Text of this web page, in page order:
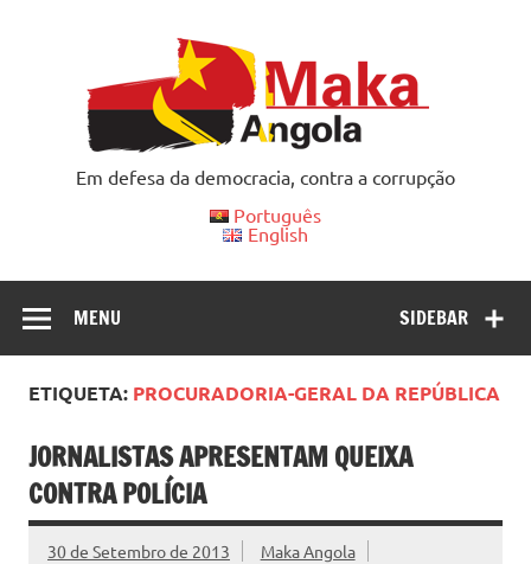
Em defesa da democracia, contra a corrupção
Português
English
SIDEBAR
MENU
ETIQUETA: PROCURADORIA-GERAL DA REPÚBLICA
JORNALISTAS APRESENTAM QUEIXA
CONTRA POLÍCIA
30 de Setembro de 2013 Maka Angola